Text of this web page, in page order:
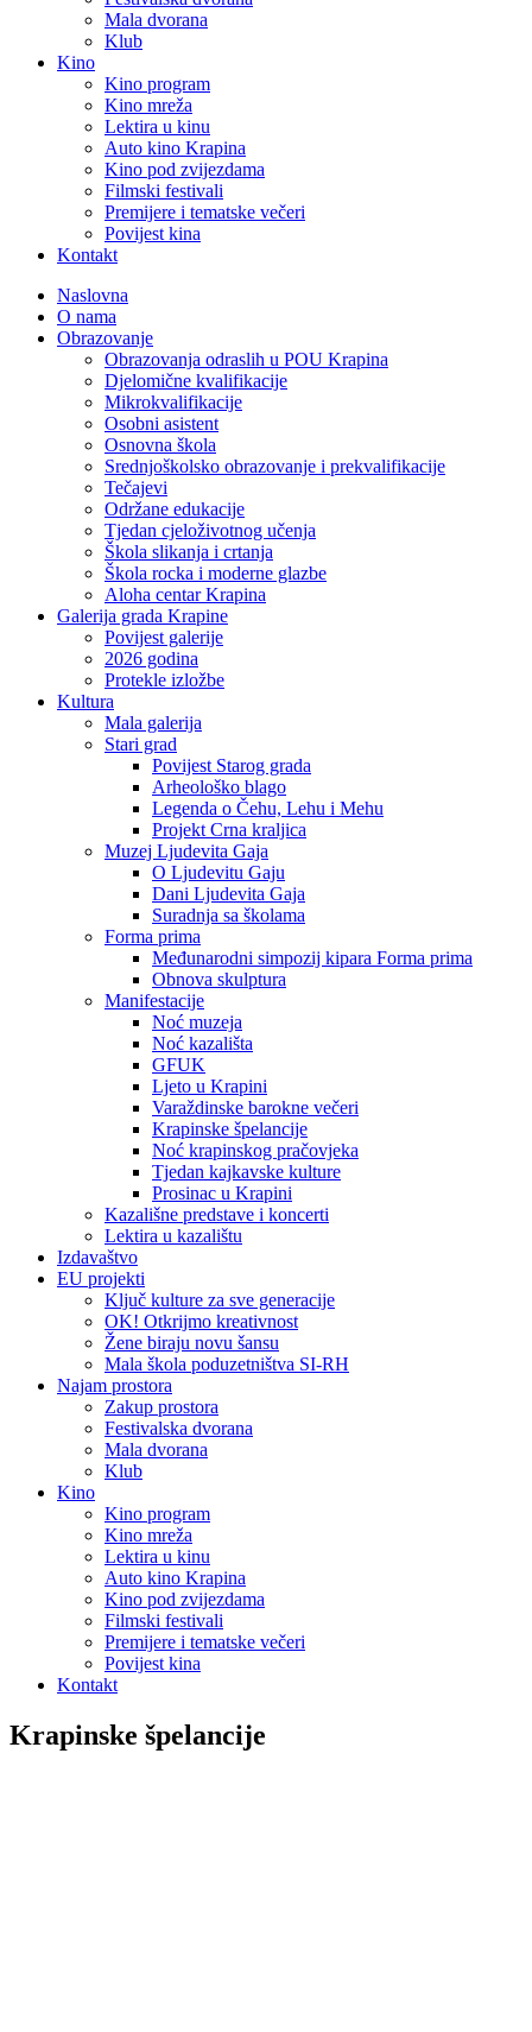
Mala dvorana
Klub
Kino
Kino program
Kino mreža
Lektira u kinu
Auto kino Krapina
Kino pod zvijezdama
Filmski festivali
Premijere i tematske večeri
Povijest kina
Kontakt
Naslovna
O nama
Obrazovanje
Obrazovanja odraslih u POU Krapina
Djelomične kvalifikacije
Mikrokvalifikacije
Osobni asistent
Osnovna škola
Srednjoškolsko obrazovanje i prekvalifikacije
Tečajevi
Održane edukacije
Tjedan cjeloživotnog učenja
Škola slikanja i crtanja
Škola rocka i moderne glazbe
Aloha centar Krapina
Galerija grada Krapine
Povijest galerije
2026 godina
Protekle izložbe
Kultura
Mala galerija
Stari grad
Povijest Starog grada
Arheološko blago
Legenda o Čehu, Lehu i Mehu
Projekt Crna kraljica
Muzej Ljudevita Gaja
O Ljudevitu Gaju
Dani Ljudevita Gaja
Suradnja sa školama
Forma prima
Međunarodni simpozij kipara Forma prima
Obnova skulptura
Manifestacije
Noć muzeja
Noć kazališta
GFUK
Ljeto u Krapini
Varaždinske barokne večeri
Krapinske špelancije
Noć krapinskog pračovjeka
Tjedan kajkavske kulture
Prosinac u Krapini
Kazališne predstave i koncerti
Lektira u kazalištu
Izdavaštvo
EU projekti
Ključ kulture za sve generacije
OK! Otkrijmo kreativnost
Žene biraju novu šansu
Mala škola poduzetništva SI-RH
Najam prostora
Zakup prostora
Festivalska dvorana
Mala dvorana
Klub
Kino
Kino program
Kino mreža
Lektira u kinu
Auto kino Krapina
Kino pod zvijezdama
Filmski festivali
Premijere i tematske večeri
Povijest kina
Kontakt
Krapinske špelancije